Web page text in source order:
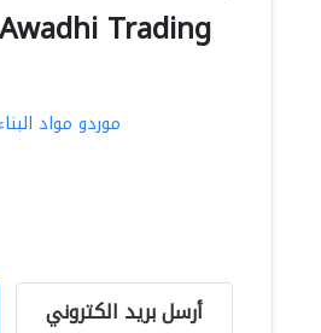
Trading
موردو مواد
أرسل بريد الكتروني